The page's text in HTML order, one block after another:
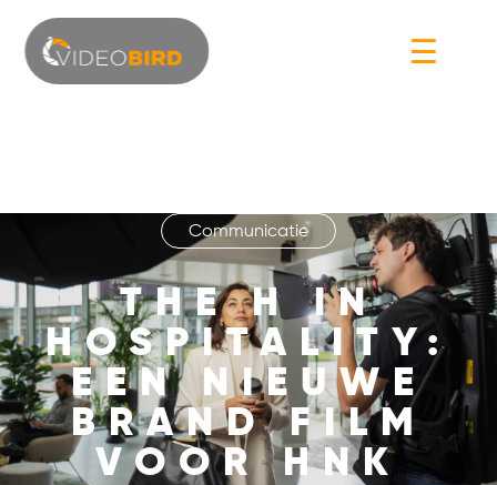
☰
Communicatie
THE H IN
HOSPITALITY:
EEN NIEUWE
BRAND FILM
VOOR HNK